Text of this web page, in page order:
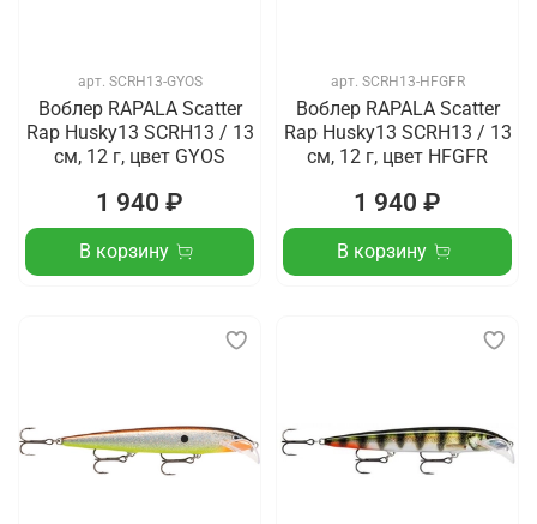
арт. SCRH13-GYOS
Воблер RAPALA Scatter
Rap Husky13 SCRH13 / 13
см, 12 г, цвет GYOS
1 940 ₽
В корзину
арт. SCRH13-HFGFR
Воблер RAPALA Scatter
Rap Husky13 SCRH13 / 13
см, 12 г, цвет HFGFR
1 940 ₽
В корзину